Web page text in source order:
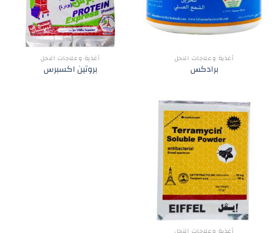
أغذية وعلاجات النحل
برادكس
أغذية وعلاجات النحل
بروتين اكسبرس